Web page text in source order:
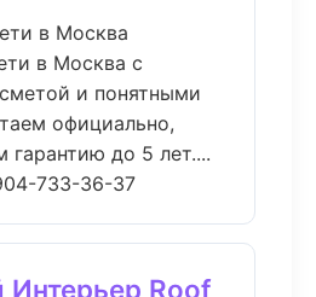
в Москва
в Москва с
и понятными
официально,
гарантию до 5 лет....
733-36-37
Roof